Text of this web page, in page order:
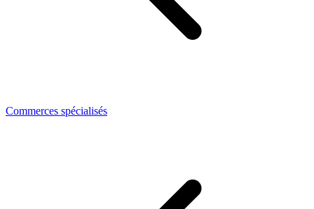
Commerces spécialisés